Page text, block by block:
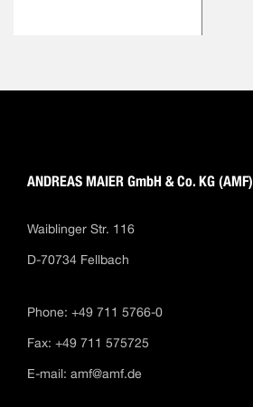
ANDREAS MAIER GmbH & Co. KG (AMF)
Waiblinger Str. 116
D-70734 Fellbach
Phone: +49 711 5766-0
Fax: +49 711 575725
E-mail: amf@amf.de